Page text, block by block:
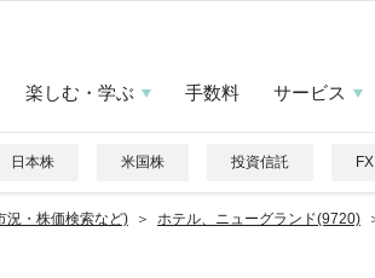
楽しむ・学ぶ 手数料 サービス
日本株 米国株 投資信託 FX
況・株価検索など) ホテル、ニューグランド(9720)